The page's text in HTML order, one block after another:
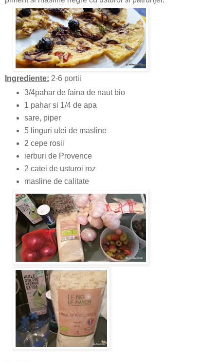
Ingrediente: 2-6 portii
3/4pahar de faina de naut bio
1 pahar si 1/4 de apa
sare, piper
5 linguri ulei de masline
2 cepe rosii
ierburi de Provence
2 catei de usturoi roz
masline de calitate